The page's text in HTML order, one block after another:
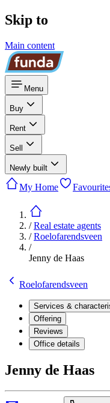
Skip to
Main content
Menu
Buy
Rent
Sell
Newly built
My Home
/Real estate agents
/Roelofarendsveen
/
Jenny de Haas
Roelofarendsveen
Services &
Offering
Reviews
Office details
Jenny de Haas